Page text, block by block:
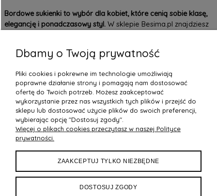
Bordowe sukienki to wybór dla kobiet, które cenią sobie klasę,
elegancję i ponadczasowy styl.W sklepie Besima.pl znajdziesz
falbanami. Każda z nich łączy wysoką jakość polskiej produkcji
bordowe sukienki i znajdź kreację, która podkreśli Twoją
kobiecość i pewność siebie!
POMOC
DOSTAWA
MOJE KONTO
Dbamy o Twoją prywatność
Pliki cookies i pokrewne im technologie umożliwiają
poprawne działanie strony i pomagają nam dostosować
ofertę do Twoich potrzeb. Możesz zaakceptować
wykorzystanie przez nas wszystkich tych plików i przejść do
sklepu lub dostosować użycie plików do swoich preferencji,
wybierając opcję "Dostosuj zgody".
Więcej o plikach cookies przeczytasz w naszej Polityce
prywatności.
ZAAKCEPTUJ TYLKO NIEZBĘDNE
DOSTOSUJ ZGODY